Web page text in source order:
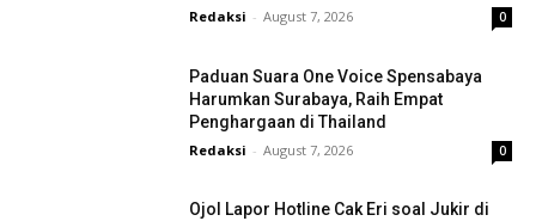
Redaksi - August 7, 2026 0
Paduan Suara One Voice Spensabaya
Harumkan Surabaya, Raih Empat
Penghargaan di Thailand
Redaksi - August 7, 2026 0
Ojol Lapor Hotline Cak Eri soal Jukir di